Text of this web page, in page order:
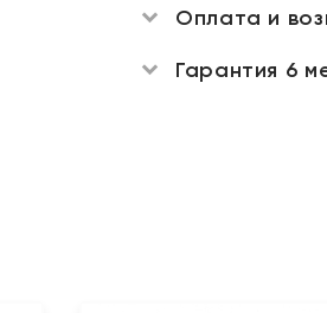
Оплата и
Гарантия 6